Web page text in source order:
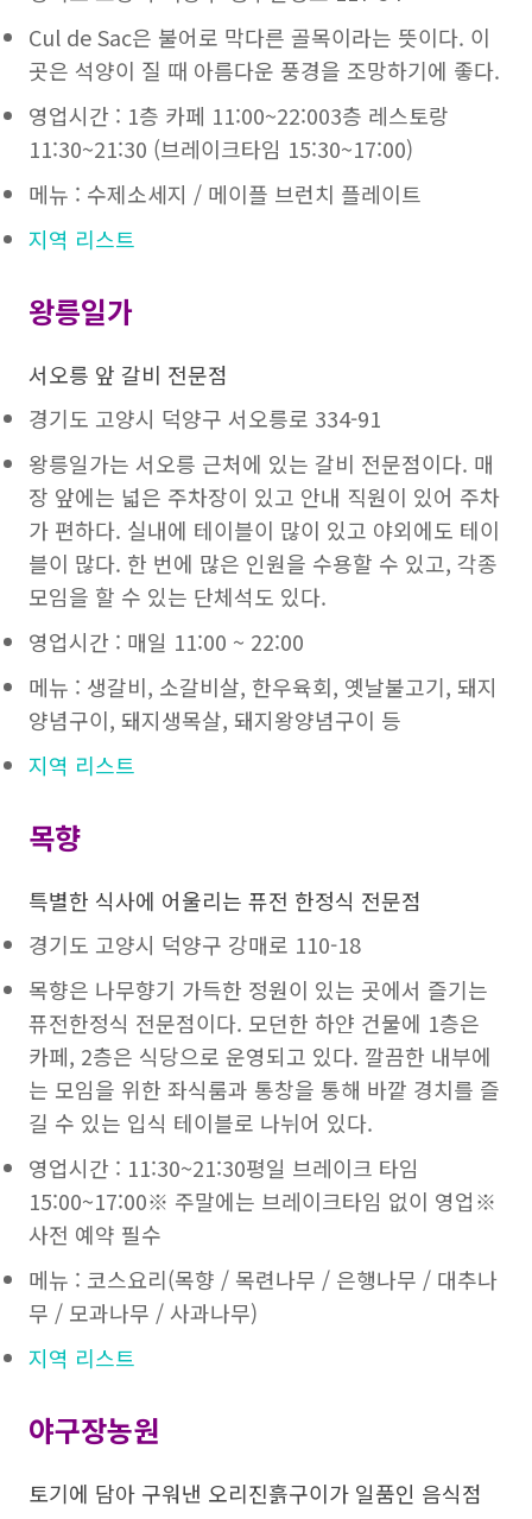
Cul de Sac은 불어로 막다른 골목이라는 뜻이다. 이
곳은 석양이 질 때 아름다운 풍경을 조망하기에 좋다.
영업시간 : 1층 카페 11:00~22:003층 레스토랑
11:30~21:30 (브레이크타임 15:30~17:00)
메뉴 : 수제소세지 / 메이플 브런치 플레이트
지역 리스트
왕릉일가
서오릉 앞 갈비 전문점
경기도 고양시 덕양구 서오릉로 334-91
왕릉일가는 서오릉 근처에 있는 갈비 전문점이다. 매
장 앞에는 넓은 주차장이 있고 안내 직원이 있어 주차
가 편하다. 실내에 테이블이 많이 있고 야외에도 테이
블이 많다. 한 번에 많은 인원을 수용할 수 있고, 각종
모임을 할 수 있는 단체석도 있다.
영업시간 : 매일 11:00 ~ 22:00
메뉴 : 생갈비, 소갈비살, 한우육회, 옛날불고기, 돼지
양념구이, 돼지생목살, 돼지왕양념구이 등
지역 리스트
목향
특별한 식사에 어울리는 퓨전 한정식 전문점
경기도 고양시 덕양구 강매로 110-18
목향은 나무향기 가득한 정원이 있는 곳에서 즐기는
퓨전한정식 전문점이다. 모던한 하얀 건물에 1층은
카페, 2층은 식당으로 운영되고 있다. 깔끔한 내부에
는 모임을 위한 좌식룸과 통창을 통해 바깥 경치를 즐
길 수 있는 입식 테이블로 나뉘어 있다.
영업시간 : 11:30~21:30평일 브레이크 타임
15:00~17:00※ 주말에는 브레이크타임 없이 영업※
사전 예약 필수
메뉴 : 코스요리(목향 / 목련나무 / 은행나무 / 대추나
무 / 모과나무 / 사과나무)
지역 리스트
야구장농원
토기에 담아 구워낸 오리진흙구이가 일품인 음식점